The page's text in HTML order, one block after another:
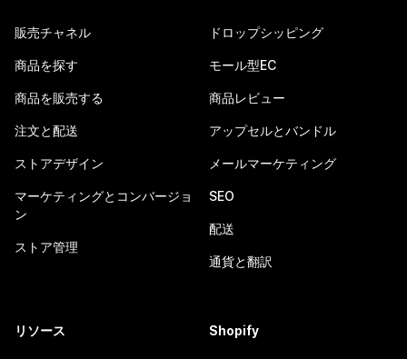
販売チャネル
商品を探す
商品を販売する
注文と配送
ストアデザイン
マーケティングとコンバージョ
ン
ストア管理
ドロップシッピング
モール型EC
商品レビュー
アップセルとバンドル
メールマーケティング
SEO
配送
通貨と翻訳
リソース Shopify